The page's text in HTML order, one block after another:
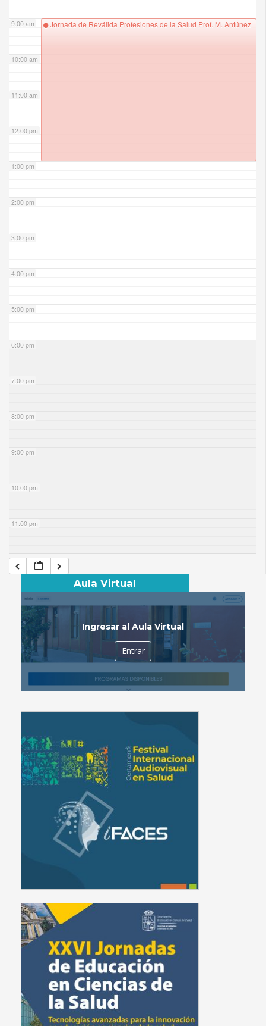
9:00 am
10:00 am
11:00 am
12:00 pm
1:00 pm
2:00 pm
3:00 pm
4:00 pm
5:00 pm
6:00 pm
7:00 pm
8:00 pm
9:00 pm
10:00 pm
11:00 pm
Jornada de Reválida Profesiones de la Salud Prof. M. Antúnez
Aula Virtual
Ingresar al Aula Virtual
Entrar